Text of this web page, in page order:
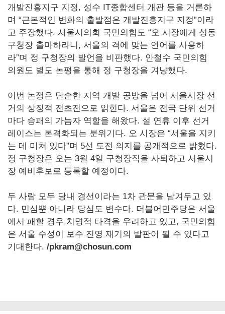
개발진흥지구 지정, 성수 IT종합센터 개관 등을 거론하
며 “근본적인 변화의 출발점은 개발진흥지구 지정”이라
고 주장했다. 서울시의회 국민의힘도 “오 시장에게 성동
구청장 출마하라니, 서울의 격에 맞는 언어를 사용하
라”며 정 구청장의 발언을 비판했다. 안철수 국민의힘
의원도 별도 논평을 통해 정 구청장을 겨냥했다.
이번 논쟁은 단순한 지역 개발 공방을 넘어 서울시장 선
거의 상징적 전초전으로 읽힌다. 서울은 전국 단위 선거
마다 승패의 가늠자 역할을 해왔다. 설 연휴 이후 선거
레이스는 본격화되는 분위기다. 오 시장은 “서울을 지키
는 데 미쳐 있다”며 5선 도전 의지를 공개적으로 밝혔다.
정 구청장은 오는 3월 4일 구청장직을 사퇴하고 서울시
장 예비후보로 등록할 예정이다.
두 사람 모두 당내 경선이라는 1차 관문을 남겨두고 있
다. 민심뿐 아니라 당심도 변수다. 더불어민주당은 서울
에서 패할 경우 치명적 타격을 우려하고 있고, 국민의힘
은 서울 수성이 보수 진영 재기의 발판이 될 수 있다고
기대한다. /pkram@chosun.com